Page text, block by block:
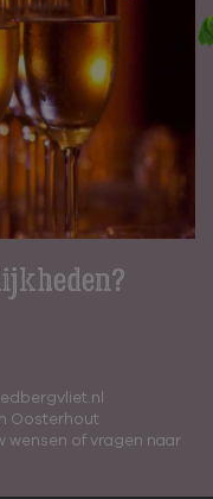
Oosterhout
wensen of vragen naar